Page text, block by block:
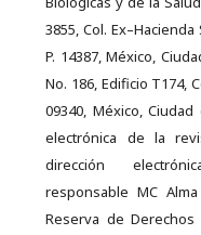
3855, Col.
P. 14387, México,
No. 186, Edificio T174,
09340, México,
electrónica de la
dirección
responsable MC
Reserva de